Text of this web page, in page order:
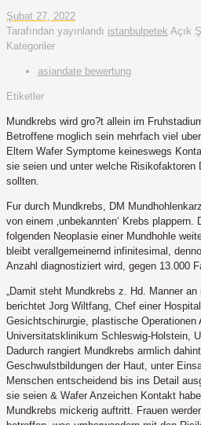
Şubat 27, 2022
Tarafından yayınlandı istanbulpetek Açık
Kategoriler
asiandate bewertung
Etiketler
Mundkrebs wird gro?t allein im
Betroffene moglich sein mehrfach viel
Eltern Wafer Symptome keineswegs
sie seien und unter welche Risikofaktoren
sollten.
Fur durch Mundkrebs, DM
von einem ‚unbekannten‘ Krebs
folgenden Neoplasie einer Mundhohle
bleibt verallgemeinernd infinitesimal,
Anzahl diagnostiziert wird, gegen 13.000
„Damit steht Mundkrebs z. Hd. Manner an
berichtet Jorg Wiltfang, Chef einer
Gesichtschirurgie, plastische Operationen
Universitatsklinikum Schleswig-Holstein,
Dadurch rangiert Mundkrebs armlich
Geschwulstbildungen der Haut, unter
Menschen entscheidend bis ins Detail
sie seien & Wafer Anzeichen Kontakt
Mundkrebs mickerig auftritt. Frauen